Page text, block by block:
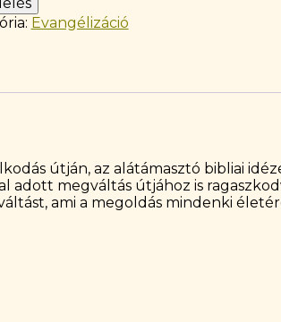
Evangélizáció
útján, az alátámasztó bibliai
megváltás útjához is
ami a megoldás mindenki